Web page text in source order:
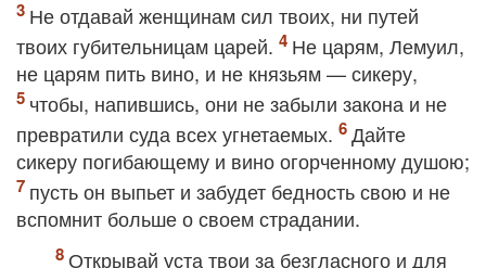
Не отдавай женщинам сил твоих, ни путей
твоих губительницам царей.
Не царям, Лемуил,
не царям пить вино, и не князьям — сикеру,
чтобы, напившись, они не забыли закона и не
превратили суда всех угнетаемых.
Дайте
сикеру погибающему и вино огорченному душою;
пусть он выпьет и забудет бедность свою и не
вспомнит больше о своем страдании.
Открывай уста твои за безгласного и для